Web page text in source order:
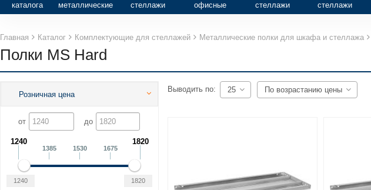
каталога
металлические
стеллажи
офисные
стеллажи
стеллажи
Главная Каталог Комплектующие для стеллажей Металлические полки для шкафа и стеллажа
Полки MS Hard
Розничная цена
от до
1240
1385 1530 1675
1820
Выводить по: 25 По возрастанию цены